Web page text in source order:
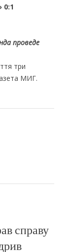
0:1
проведе
три
МИГ.
справу